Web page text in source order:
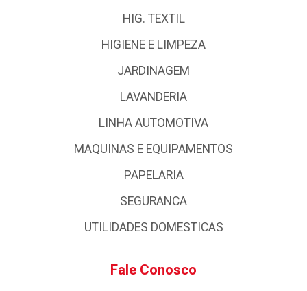
HIG. TEXTIL
HIGIENE E LIMPEZA
JARDINAGEM
LAVANDERIA
LINHA AUTOMOTIVA
MAQUINAS E EQUIPAMENTOS
PAPELARIA
SEGURANCA
UTILIDADES DOMESTICAS
Fale Conosco